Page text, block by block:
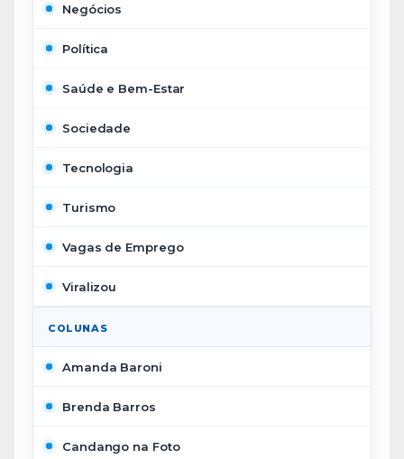
Negócios
Política
Saúde e Bem-Estar
Sociedade
Tecnologia
Turismo
Vagas de Emprego
Viralizou
COLUNAS
Amanda Baroni
Brenda Barros
Candango na Foto